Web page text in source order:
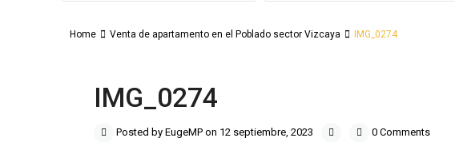
Home Venta de apartamento en el Poblado sector Vizcaya IMG_0274
IMG_0274
Posted by EugeMP on 12 septiembre, 2023 0 Comments